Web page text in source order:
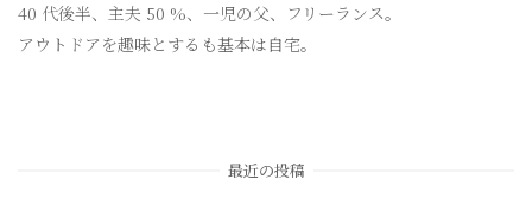
40 代後半、主夫 50 %、一児の父、フリーランス。
アウトドアを趣味とするも基本は自宅。
最近の投稿